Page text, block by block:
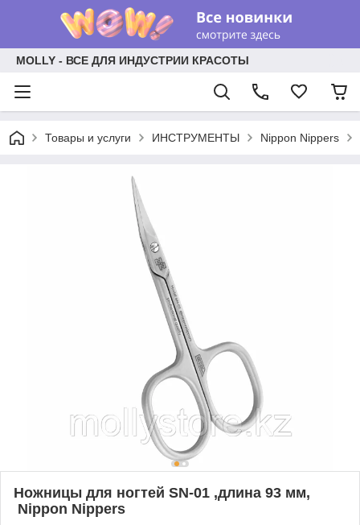
MOLLY - ВСЕ ДЛЯ ИНДУСТРИИ КРАСОТЫ
Товары и услуги ИНСТРУМЕНТЫ Nippon Nippers
Ножницы для ногтей SN-01 ,длина 93 мм,
Nippon Nippers